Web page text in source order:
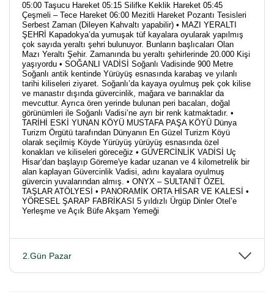
05:00 Taşucu Hareket 05:15 Silifke Keklik Hareket 05:45
Çeşmeli – Tece Hareket 06:00 Mezitli Hareket Pozantı Tesisleri
Serbest Zaman (Dileyen Kahvaltı yapabilir) • MAZI YERALTI
ŞEHRİ Kapadokya’da yumuşak tüf kayalara oyularak yapılmış
çok sayıda yeraltı şehri bulunuyor. Bunların başlıcaları Olan
Mazı Yeraltı Şehir. Zamanında bu yeraltı şehirlerinde 20.000 Kişi
yaşıyordu • SOĞANLI VADİSİ Soğanlı Vadisinde 900 Metre
Soğanlı antik kentinde Yürüyüş esnasında karabaş ve yılanlı
tarihi kiliseleri ziyaret. Soğanlı’da kayaya oyulmuş pek çok kilise
ve manastır dışında güvercinlik, mağara ve barınaklar da
mevcuttur. Ayrıca ören yerinde bulunan peri bacaları, doğal
görünümleri ile Soğanlı Vadisi’ne ayrı bir renk katmaktadır. •
TARİHİ ESKİ YUNAN KÖYÜ MUSTAFA PAŞA KÖYÜ Dünya
Turizm Örgütü tarafından Dünyanın En Güzel Turizm Köyü
olarak seçilmiş Köyde Yürüyüş yürüyüş esnasında özel
konakları ve kiliseleri göreceğiz • GÜVERCİNLİK VADİSİ Uç
Hisar’dan başlayıp Göreme'ye kadar uzanan ve 4 kilometrelik bir
alan kaplayan Güvercinlik Vadisi, adını kayalara oyulmuş
güvercin yuvalarından almış. • ONYX – SULTANİT ÖZEL
TAŞLAR ATÖLYESİ • PANORAMİK ORTA HİSAR VE KALESİ •
YÖRESEL ŞARAP FABRİKASI 5 yıldızlı Ürgüp Dinler Otel’e
Yerleşme ve Açık Büfe Akşam Yemeği
2.Gün Pazar